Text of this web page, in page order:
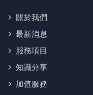
關於我們
最新消息
服務項目
知識分享
加值服務